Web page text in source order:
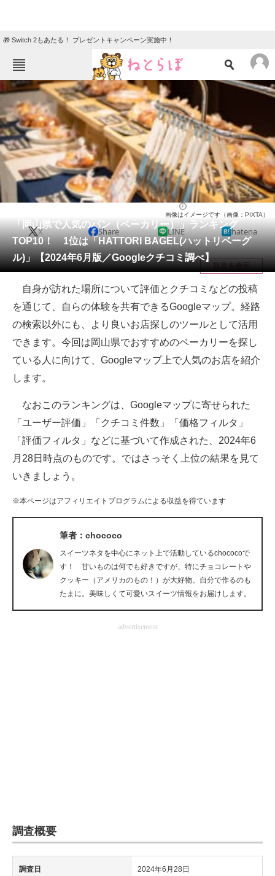
🎁 Switch 2もあたる！ プレゼントキャンペーン実施中！
ねとらぼメニュー
TOP ニュース
エンタメ クイズ
グルメ 地域
住まい 教育・育児
リサーチ
会員記事
メディア
注目記事を集めた総合ページ
ITの今と未来を見通す
スマホと通信の最新トレンド
進化するPCとデバイスの未来
好きが集まる 比べて選べる
ビジネスと働き方のヒント
企業ITのトレンドを詳説
ITエンジニア向け専門サイト
企業向けIT製品の総合サイト
IT製品の技術・比較・事例
「岡山県で人気のパン（ベーカリー）」ランキング
TOP10！ 1位は「HATTORI BAGEL(ハットリベーグ
ル)」【2024年6月版／Googleクチコミ調べ】
画像はイメージです（画像：PIXTA）
X Share LINE hatena
目次を表示
自身が訪れた場所について評価とクチコミなどの投稿
を通じて、自らの体験を共有できるGoogleマップ。経路
の検索以外にも、より良いお店探しのツールとして活用
できます。今回は岡山県でおすすめのベーカリーを探し
ている人に向けて、Googleマップ上で人気のお店を紹介
します。
なおこのランキングは、Googleマップに寄せられた
「ユーザー評価」「クチコミ件数」「価格フィルタ」
「評価フィルタ」などに基づいて作成された、2024年6
月28日時点のものです。ではさっそく上位の結果を見て
いきましょう。
※本ページはアフィリエイトプログラムによる収益を得ています
筆者：chococo
スイーツネタを中心にネット上で活動しているchococoで
す！ 甘いものは何でも好きですが、特にチョコレートや
クッキー（アメリカのもの！）が大好物。自分で作るのも
たまに。美味しくて可愛いスイーツ情報をお届けします。
advertisement
調査概要
調査日 2024年6月28日